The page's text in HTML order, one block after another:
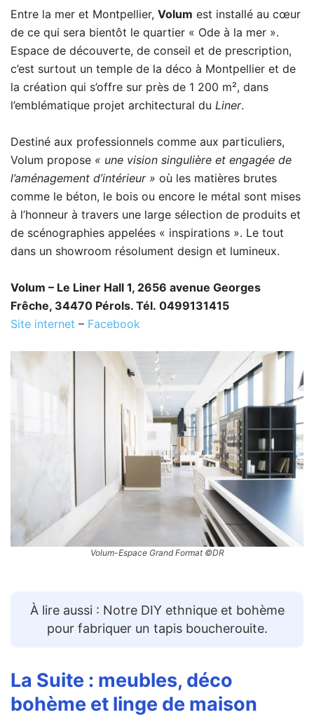
Entre la mer et Montpellier, Volum est installé au cœur
de ce qui sera bientôt le quartier « Ode à la mer ».
Espace de découverte, de conseil et de prescription,
c’est surtout un temple de la déco à Montpellier et de
la création qui s’offre sur près de 1 200 m², dans
l’emblématique projet architectural du Liner.
Destiné aux professionnels comme aux particuliers,
Volum propose « une vision singulière et engagée de
l’aménagement d’intérieur » où les matières brutes
comme le béton, le bois ou encore le métal sont mises
à l’honneur à travers une large sélection de produits et
de scénographies appelées « inspirations ». Le tout
dans un showroom résolument design et lumineux.
Volum – Le Liner Hall 1, 2656 avenue Georges
Frêche, 34470 Pérols. Tél. 0499131415
Site internet – Facebook
Volum-Espace Grand Format ©DR
À lire aussi : Notre DIY ethnique et bohème
pour fabriquer un tapis boucherouite.
La Suite : meubles, déco
bohème et linge de maison